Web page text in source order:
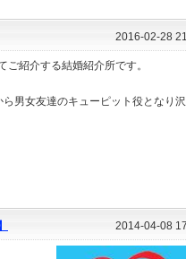
2016-02-28
紹介する結婚紹介所です。
男女友達のキューピット役となり
2014-04-08